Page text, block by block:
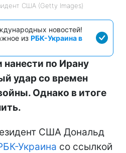
США (Getty Images)
новостей!
из РБК-Украина в
по Ирану
удар со времен
Однако в итоге
США Дональд
Украина со ссылкой